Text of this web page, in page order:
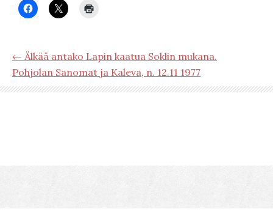
← Älkää antako Lapin kaatua Soklin mukana.
Pohjolan Sanomat ja Kaleva, n. 12.11 1977